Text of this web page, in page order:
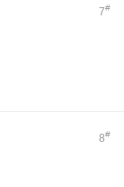
7#
8#